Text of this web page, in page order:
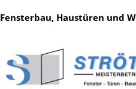
Fensterbau, Haustüren und